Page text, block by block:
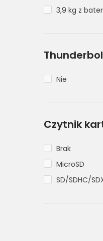
3,9 kg z
Nie
Czytnik
Brak
MicroSD
SD/SDHC/